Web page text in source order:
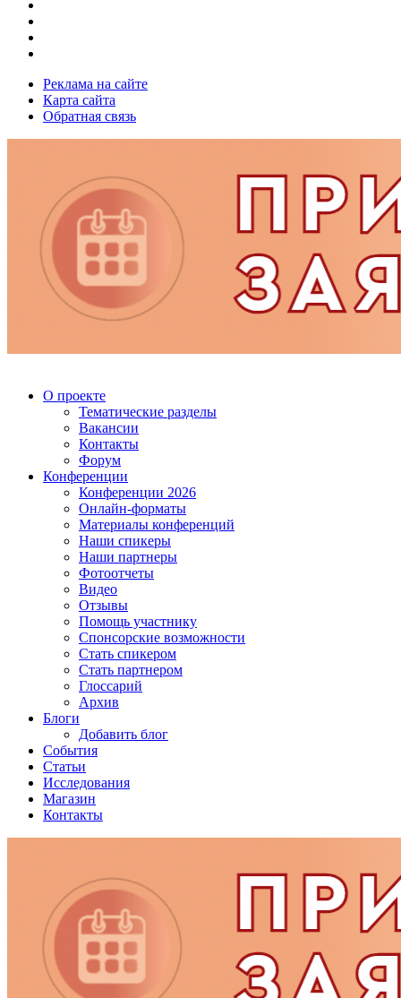
Реклама на сайте
Карта сайта
Обратная связь
О проекте
Тематические разделы
Вакансии
Контакты
Форум
Конференции
Конференции 2026
Онлайн-форматы
Материалы конференций
Наши спикеры
Наши партнеры
Фотоотчеты
Видео
Отзывы
Помощь участнику
Спонсорские возможности
Стать спикером
Стать партнером
Глоссарий
Архив
Блоги
Добавить блог
События
Статьи
Исследования
Магазин
Контакты